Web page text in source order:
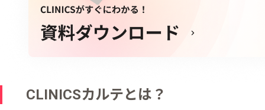
CLINICSカルテとは？